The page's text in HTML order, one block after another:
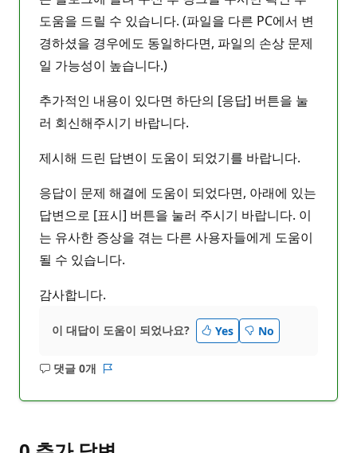
도움을 드릴 수 있습니다. (파일을 다른 PC에서 변
경하셨을 경우에도 동일하다면, 파일의 손상 문제
일 가능성이 높습니다.)
추가적인 내용이 있다면 하단의 [응답] 버튼을 눌
러 회신해주시기 바랍니다.
제시해 드린 답변이 도움이 되었기를 바랍니다.
응답이 문제 해결에 도움이 되었다면, 아래에 있는
답변으로 [표시] 버튼을 눌러 주시기 바랍니다. 이
는 유사한 증상을 겪는 다른 사용자들에게 도움이
될 수 있습니다.
감사합니다.
이 대답이 도움이 되었나요? Yes No
댓글 0개
설